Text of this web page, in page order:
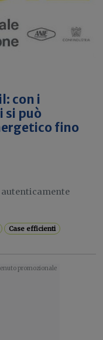
con i
si può
fino
autenticamente
Case efficienti